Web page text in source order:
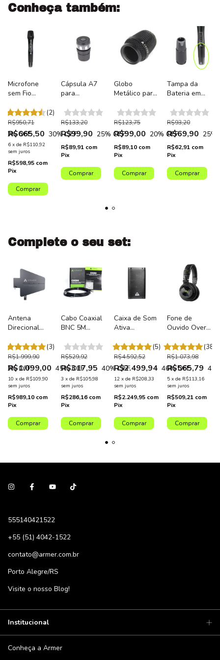
Conheça também:
20% OFF
Microfone
sem Fio
AX800HT-
Cápsula A8
(2)
R$665,50
R$950,71
30% OFF
6 x de R$110,92
sem juros
R$598,95 com
Pix
Cápsula A7
para
sem Fio
Profissional
Bastão Armer
AX800HT -
Unidade
R$99,90
R$133,20
25% OFF
R$89,91 com
Pix
Globo
Metálico para
sem Fio
Profissional
Bastão Armer
AX800HT -
Unidade
R$99,00
R$123,75
20% OFF
R$89,10 com
Pix
Tampa da
Bateria em
Microfone
sem Fio
Profissional
Bastão Armer
AX800HT -
Unidade
R$69,90
R$93,20
25%
R$62,91 com
Pix
Complete o seu set:
30% OFF
Antena
Direcional
450-960MHz
Para
Microfone
Sem Fio
Armer LPDA
(3)
R$1.099,00
R$1.999,90
45% OFF
10 x de R$109,90
sem juros
R$989,10 com
Pix
Cabo Coaxial
BNC 5M
para Antena
Receptor AX
OCTA G2 -
Unidade
R$317,95
R$529,92
40% OFF
3 x de R$105,98
sem juros
R$286,16 com
Pix
Caixa de Som
Ativa
Armer EVX
10" 1000W
Bivolt
(5)
R$2.499,94
R$4.592,52
46% OFF
12 x de R$208,33
sem juros
R$2.249,95 com
Pix
Fone de
Ouvido Over-
Profissional
para Estúdio
Armer SH550
(38)
R$565,79
R$1.073,98
47
5 x de R$113,16
sem juros
R$509,21 com
Pix
555140421522
+55 (51) 4042-1522
contato@armer.com.br
Porto Alegre/RS
Visite o nosso Blog!
Institucional
Conheça a Armer